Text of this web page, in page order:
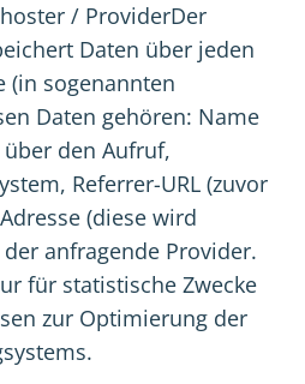
/ ProviderDer
Daten über jeden
(in sogenannten
Daten gehören: Name
den Aufruf,
Referrer-URL (zuvor
(diese wird
anfragende Provider.
für statistische Zwecke
zur Optimierung der